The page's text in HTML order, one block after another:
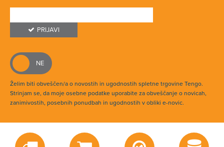
PRIJAVI
Želim biti obveščen/a o novostih in ugodnostih spletne trgovine Tengo.
Strinjam se, da moje osebne podatke uporabite za obveščanje o novicah,
zanimivostih, posebnih ponudbah in ugodnostih v obliki e-novic.